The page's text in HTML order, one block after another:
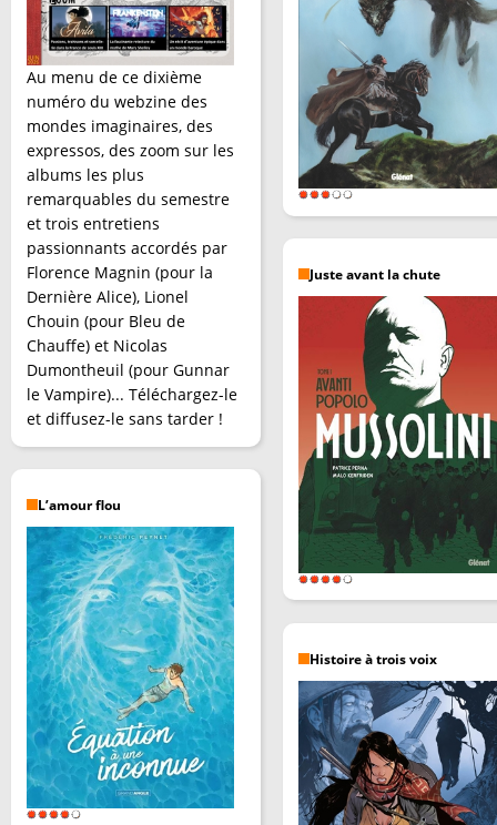
Au menu de ce dixième
numéro du webzine des
mondes imaginaires, des
expressos, des zoom sur les
albums les plus
remarquables du semestre
et trois entretiens
passionnants accordés par
Florence Magnin (pour la
Dernière Alice), Lionel
Chouin (pour Bleu de
Chauffe) et Nicolas
Dumontheuil (pour Gunnar
le Vampire)... Téléchargez-le
et diffusez-le sans tarder !
L’amour flou
Juste avant la chute
Histoire à trois voix